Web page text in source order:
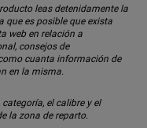
leas detenidamente la
que es posible que exista
web en relación a
consejos de
cuanta información de
en la misma.
el calibre y el
la zona de reparto.